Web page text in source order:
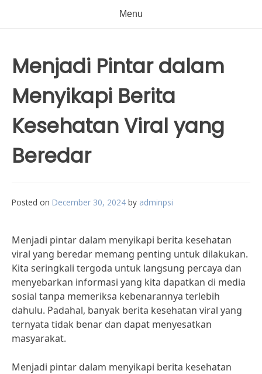
Menu
Menjadi Pintar dalam
Menyikapi Berita
Kesehatan Viral yang
Beredar
Posted on December 30, 2024 by adminpsi
Menjadi pintar dalam menyikapi berita kesehatan
viral yang beredar memang penting untuk dilakukan.
Kita seringkali tergoda untuk langsung percaya dan
menyebarkan informasi yang kita dapatkan di media
sosial tanpa memeriksa kebenarannya terlebih
dahulu. Padahal, banyak berita kesehatan viral yang
ternyata tidak benar dan dapat menyesatkan
masyarakat.
Menjadi pintar dalam menyikapi berita kesehatan